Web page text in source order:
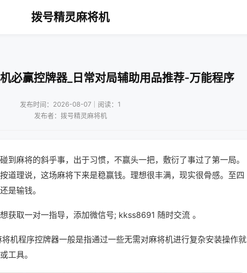
拨号精灵麻将机
必赢控牌器_日常对局辅助用品推荐-万能程序
发布时间：2026-08-07｜阅读：1
发布者：拨号精灵麻将机
到麻将的斜乎事，出于习惯，不赢头一把，敷衍了事过了第一局。
道理说，这场麻将下来是稳赢钱。理想很丰满，现实很骨感。至四
是输钱。
获取一对一指导，添加微信号; kkss8691 随时交流 。
机程序控牌器一般是指通过一些无需对麻将机进行复杂安装操作就
工具。